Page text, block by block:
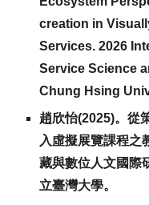
creation in
Services. 2026
Service Science
Chung Hsing
趙欣怡(2025)。從
入虛擬展覽課程之
藏與數位人文國際
立臺灣大學。